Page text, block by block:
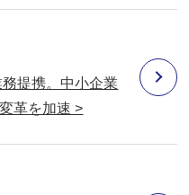
提携。中小企業
革を加速 >